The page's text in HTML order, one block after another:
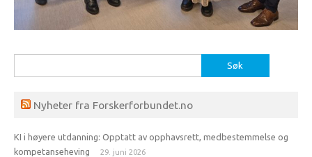
etter:
Nyheter fra Forskerforbundet.no
KI i høyere utdanning: Opptatt av opphavsrett, medbestemmelse og
kompetanseheving
29. juni 2026